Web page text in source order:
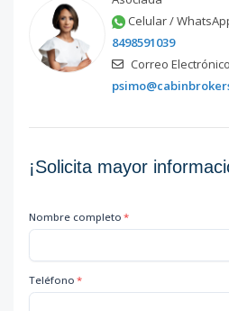
Celular /
8498591039
Correo
¡Solicita mayor
Nombre completo *
Teléfono *